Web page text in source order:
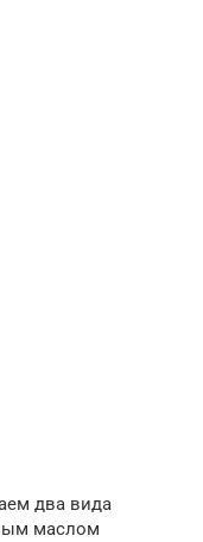
два вида
маслом